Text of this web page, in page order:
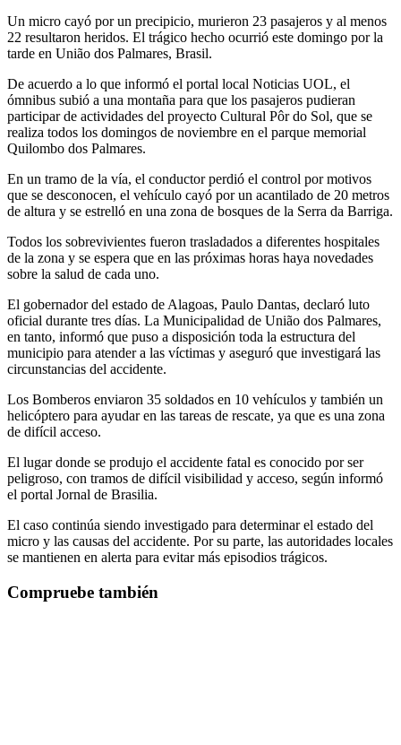
Un micro cayó por un precipicio, murieron 23 pasajeros y al menos
22 resultaron heridos. El trágico hecho ocurrió este domingo por la
tarde en União dos Palmares, Brasil.
De acuerdo a lo que informó el portal local Noticias UOL, el
ómnibus subió a una montaña para que los pasajeros pudieran
participar de actividades del proyecto Cultural Pôr do Sol, que se
realiza todos los domingos de noviembre en el parque memorial
Quilombo dos Palmares.
En un tramo de la vía, el conductor perdió el control por motivos
que se desconocen, el vehículo cayó por un acantilado de 20 metros
de altura y se estrelló en una zona de bosques de la Serra da Barriga.
Todos los sobrevivientes fueron trasladados a diferentes hospitales
de la zona y se espera que en las próximas horas haya novedades
sobre la salud de cada uno.
El gobernador del estado de Alagoas, Paulo Dantas, declaró luto
oficial durante tres días. La Municipalidad de União dos Palmares,
en tanto, informó que puso a disposición toda la estructura del
municipio para atender a las víctimas y aseguró que investigará las
circunstancias del accidente.
Los Bomberos enviaron 35 soldados en 10 vehículos y también un
helicóptero para ayudar en las tareas de rescate, ya que es una zona
de difícil acceso.
El lugar donde se produjo el accidente fatal es conocido por ser
peligroso, con tramos de difícil visibilidad y acceso, según informó
el portal Jornal de Brasilia.
El caso continúa siendo investigado para determinar el estado del
micro y las causas del accidente. Por su parte, las autoridades locales
se mantienen en alerta para evitar más episodios trágicos.
Compruebe también